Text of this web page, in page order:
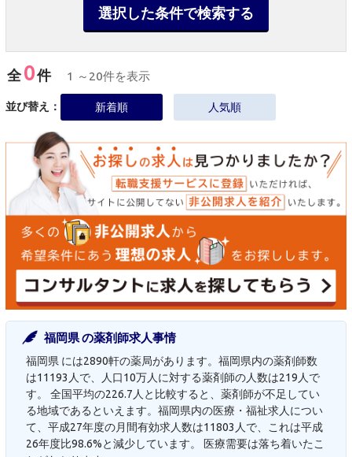
選択した条件で検索する
全0件 1 ～20件を表示
並び替え： 新着順 人気順
福岡県 の薬剤師求人事情
福岡県 には2890軒の薬局があります。福岡県内の薬剤師数
は11193人で、人口10万人に対する薬剤師の人数は219人で
す。 全国平均の226.7人と比較すると、薬剤師が不足してい
る地域であるといえます。福岡県内の医療・福祉求人につい
て、平成27年度の月間有効求人数は11803人で、これは平成
26年度比98.6%と減少しています。 医療需要は落ち着いたこ